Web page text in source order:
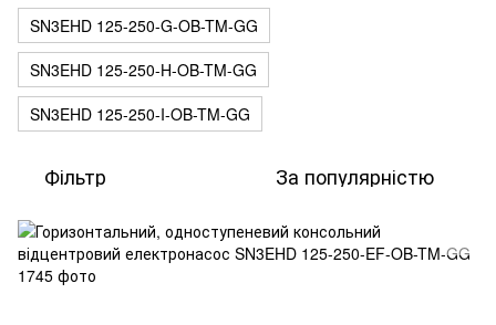
SN3EHD 125-250-G-OB-TM-GG
SN3EHD 125-250-H-OB-TM-GG
SN3EHD 125-250-I-OB-TM-GG
Фільтр За популярністю